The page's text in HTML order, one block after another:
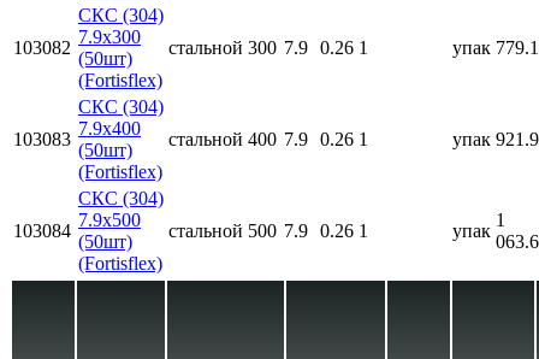
103082
СКС (304)
7.9x300
(50шт)
(Fortisflex)
стальной 300 7.9 0.26 1 упак
103083
СКС (304)
7.9x400
(50шт)
(Fortisflex)
стальной 400 7.9 0.26 1 упак
103084
СКС (304)
7.9x500
(50шт)
(Fortisflex)
стальной 500 7.9 0.26 1 упак
1